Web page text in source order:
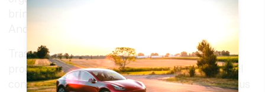
Tras sus palabras, comenzó el primer acto de la
programación, el certamen Volantes de Cádiz, el
concurso que ofrece la posibilidad de mostrar sus